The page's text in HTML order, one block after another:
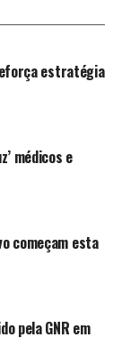
estratégia
médicos e
começam esta
pela GNR em